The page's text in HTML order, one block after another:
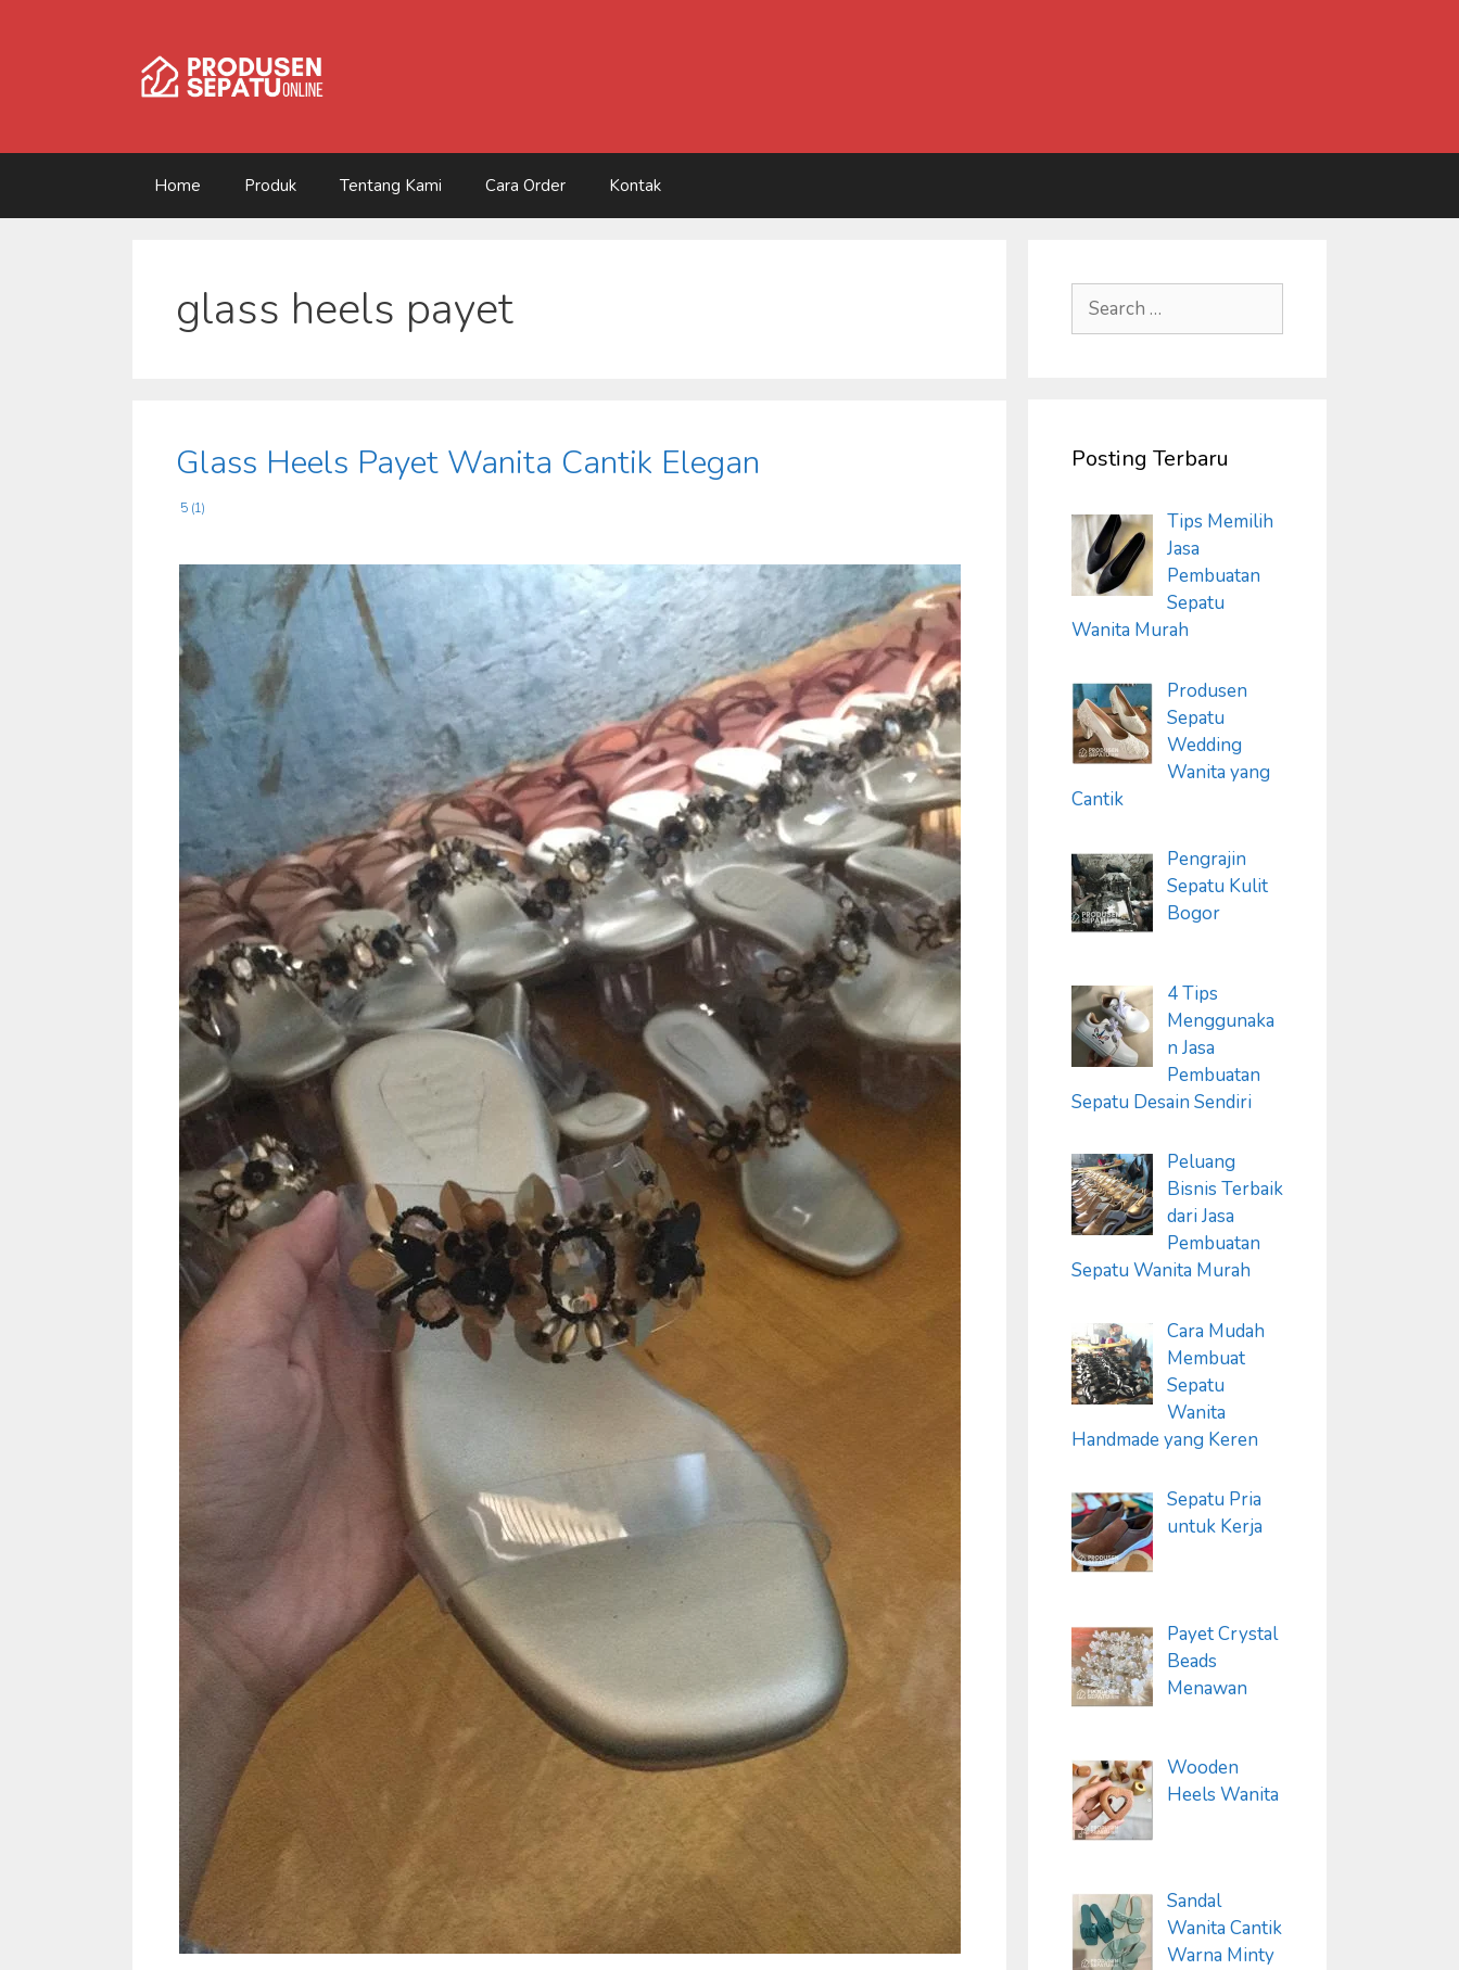
Home Produk Tentang Kami Cara Order Kontak
glass heels payet
Glass Heels Payet Wanita Cantik Elegan
5 (1)
Search
for:
Posting Terbaru
Tips Memilih
Jasa
Pembuatan
Sepatu
Wanita Murah
Produsen
Sepatu
Wedding
Wanita yang
Cantik
Pengrajin
Sepatu Kulit
Bogor
4 Tips
Menggunaka
n Jasa
Pembuatan
Sepatu Desain Sendiri
Peluang
Bisnis Terbaik
dari Jasa
Pembuatan
Sepatu Wanita Murah
Cara Mudah
Membuat
Sepatu
Wanita
Handmade yang Keren
Sepatu Pria
untuk Kerja
Payet Crystal
Beads
Menawan
Wooden
Heels Wanita
Sandal
Wanita Cantik
Warna Minty